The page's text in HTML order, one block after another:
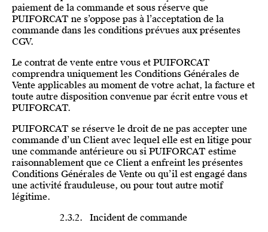
paiement de la commande et sous réserve que
PUIFORCAT ne s’oppose pas à l’acceptation de la
commande dans les conditions prévues aux présentes
CGV.
Le contrat de vente entre vous et PUIFORCAT
comprendra uniquement les Conditions Générales de
Vente applicables au moment de votre achat, la facture et
toute autre disposition convenue par écrit entre vous et
PUIFORCAT.
PUIFORCAT se réserve le droit de ne pas accepter une
commande d’un Client avec lequel elle est en litige pour
une commande antérieure ou si PUIFORCAT estime
raisonnablement que ce Client a enfreint les présentes
Conditions Générales de Vente ou qu’il est engagé dans
une activité frauduleuse, ou pour tout autre motif
légitime.
2.3.2. Incident de commande